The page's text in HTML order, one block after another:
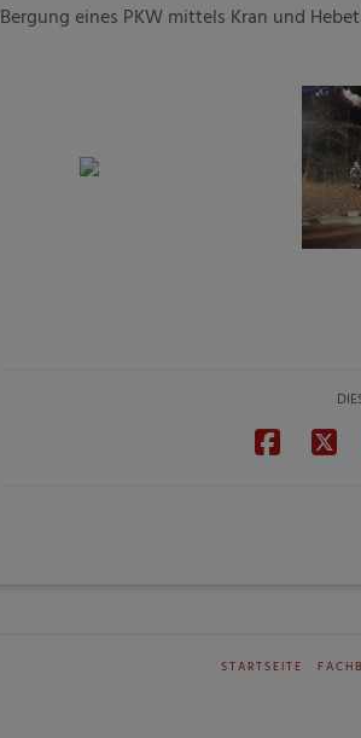
Bergung eines PKW mittels Kran und
STARTSEITE